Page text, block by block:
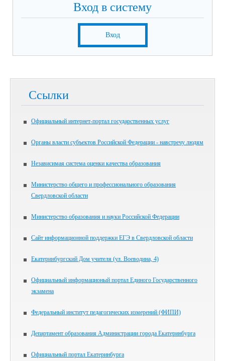
Вход в систему
Вход
Ссылки
Официальный интернет-портал государственных услуг
Органы власти субъектов Российской Федерации - навстречу людям
Независимая система оценки качества образования
Министерство общего и профессионального образования
Свердловской области
Министерство образования и науки Российской Федерации
Сайт информационной поддержки ЕГЭ в Свердловской области
Екатеринбургский Дом учителя (ул. Воеводина, 4)
Официальный информационый портал Единого Государственного
экзамена
Федеральный институт педагогических измерений (ФИПИ)
Департамент образования Администрации города Екатеринбурга
Официальный портал Екатеринбурга